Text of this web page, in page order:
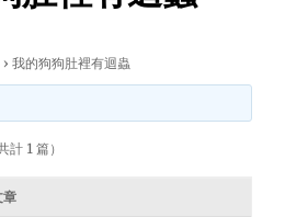
› 我的狗狗肚裡有迴蟲
1 篇）
章